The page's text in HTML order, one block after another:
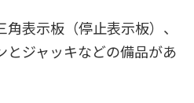
表示板（停止表示板）、
とジャッキなどの備品があ